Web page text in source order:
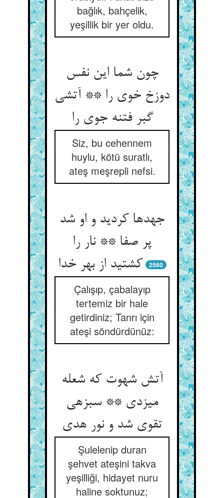
bağlık, bahçelik,
yeşillik bir yer oldu.
چون شما این نفس
دوزخ خوی را ** آتشی
گبر فتنه جوی را
Siz, bu cehennem
huylu, kötü suratlı,
ateş meşrepli nefsi.
جهدها کردید و او شد
پر صفا ** نار را
کشتید از بهر خدا
2560
Çalışıp, çabalayıp
tertemiz bir hale
getirdiniz; Tanrı için
ateşi söndürdünüz:
آتش شهوت که شعله
می‏زدی ** سبزه‏ی
تقوی شد و نور هدی‏
Şulelenip duran
şehvet ateşini takva
yeşilliği, hidayet nuru
haline soktunuz;